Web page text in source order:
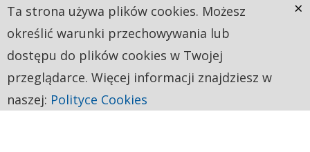
Ta strona używa plików cookies. Możesz
określić warunki przechowywania lub
dostępu do plików cookies w Twojej
przeglądarce. Więcej informacji znajdziesz w
naszej: Polityce Cookies
×